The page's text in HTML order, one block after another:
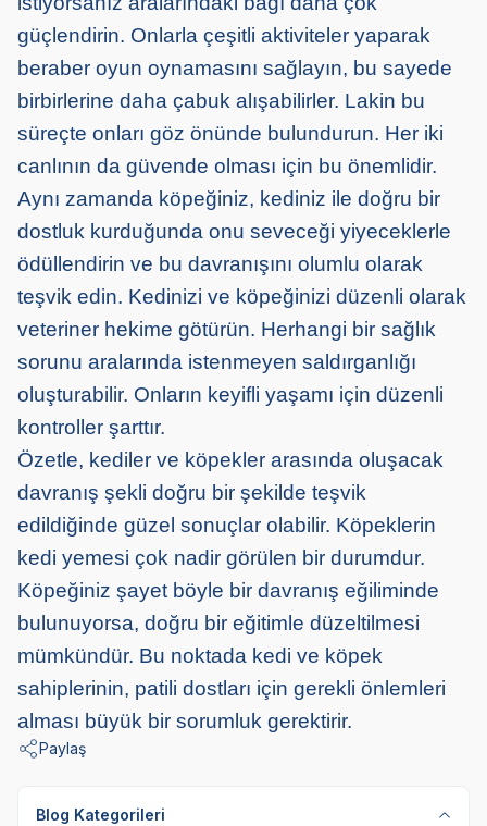
güçlendirin. Onlarla çeşitli aktiviteler yaparak
beraber oyun oynamasını sağlayın, bu sayede
birbirlerine daha çabuk alışabilirler. Lakin bu
süreçte onları göz önünde bulundurun. Her iki
canlının da güvende olması için bu önemlidir.
Aynı zamanda köpeğiniz, kediniz ile doğru bir
dostluk kurduğunda onu seveceği yiyeceklerle
ödüllendirin ve bu davranışını olumlu olarak
teşvik edin. Kedinizi ve köpeğinizi düzenli olarak
veteriner hekime götürün. Herhangi bir sağlık
sorunu aralarında istenmeyen saldırganlığı
oluşturabilir. Onların keyifli yaşamı için düzenli
kontroller şarttır.
Özetle, kediler ve köpekler arasında oluşacak
davranış şekli doğru bir şekilde teşvik
edildiğinde güzel sonuçlar olabilir. Köpeklerin
kedi yemesi çok nadir görülen bir durumdur.
Köpeğiniz şayet böyle bir davranış eğiliminde
bulunuyorsa, doğru bir eğitimle düzeltilmesi
mümkündür. Bu noktada kedi ve köpek
sahiplerinin, patili dostları için gerekli önlemleri
alması büyük bir sorumluk gerektirir.
Paylaş
Blog Kategorileri